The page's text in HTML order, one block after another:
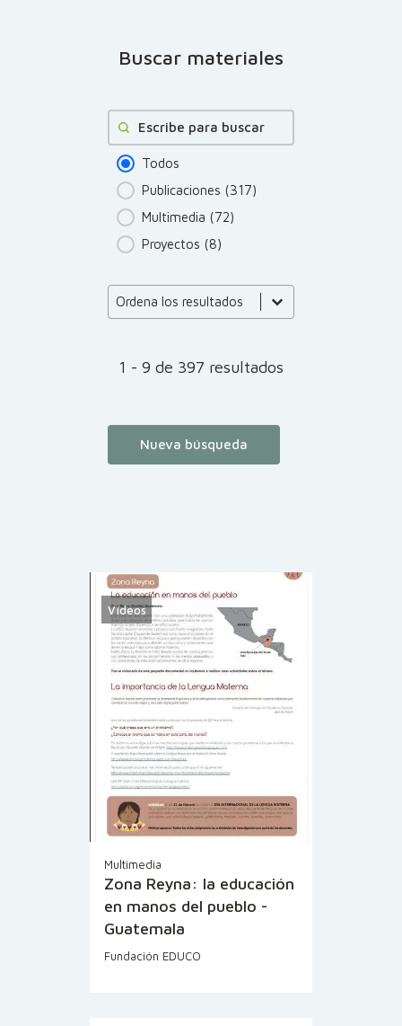
Buscar materiales
Buscar
Todos
Publicaciones (317)
Multimedia (72)
Proyectos (8)
Product Order
Ordena los resultados
Product Order
1 - 9 de 397 resultados
Nueva búsqueda
Vídeos
Multimedia
Zona Reyna: la educación
en manos del pueblo -
Guatemala
Fundación EDUCO